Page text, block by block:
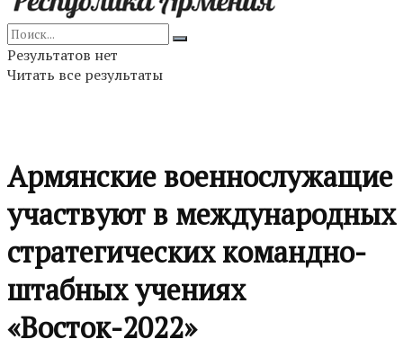
Результатов нет
Читать все результаты
Армянские военнослужащие
участвуют в международных
стратегических командно-
штабных учениях
«Восток-2022»